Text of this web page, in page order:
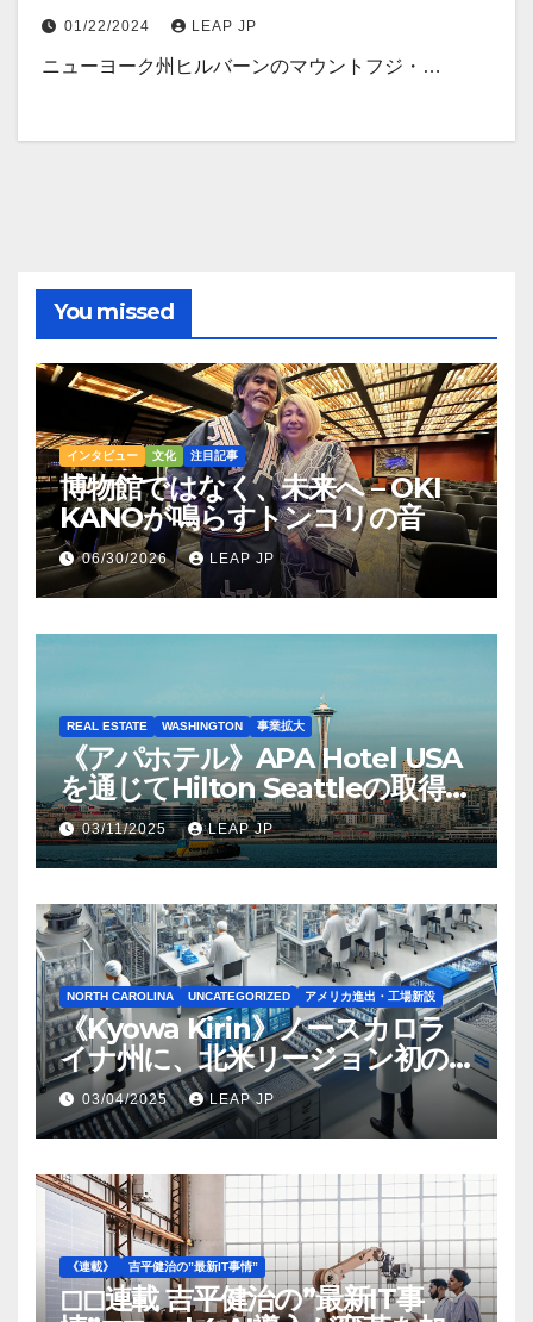
01/22/2024 LEAP JP
ニューヨーク州ヒルバーンのマウントフジ・…
You missed
インタビュー 文化 注目記事
博物館ではなく、未来へ – OKI
KANOが鳴らすトンコリの音
06/30/2026 LEAP JP
REAL ESTATE WASHINGTON 事業拡大
《アパホテル》APA Hotel USA
を通じてHilton Seattleの取得を
完了
03/11/2025 LEAP JP
NORTH CAROLINA UNCATEGORIZED アメリカ進出・工場新設
《Kyowa Kirin》ノースカロラ
イナ州に、北米リージョン初の
工場建設を決定
03/04/2025 LEAP JP
《連載》 吉平健治の”最新IT事情”
◻︎◻︎連載 吉平健治の”最新IT事